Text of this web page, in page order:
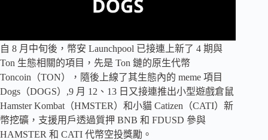
自 8 月中旬後，幣安 Launchpool 已接連上新了 4 期與
Ton 生態相關的項目，先是 Ton 鏈的原生代幣
Toncoin（TON），隨後上線了其生態內的 meme 項目
Dogs（DOGS）,9 月 12、13 日又接連推出小型遊戲倉鼠
Hamster Kombat（HMSTER）和小貓 Catizen（CATI）新
幣挖礦，支援用戶透過質押 BNB 和 FDUSD 參與
HAMSTER 和 CATI 代幣空投獎勵。